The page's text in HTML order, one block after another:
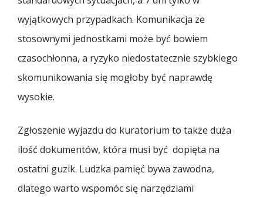
wyjątkowych przypadkach. Komunikacja ze
stosownymi jednostkami może być bowiem
czasochłonna, a ryzyko niedostatecznie szybkiego
skomunikowania się mogłoby być naprawdę
wysokie.
Zgłoszenie wyjazdu do kuratorium to także duża
ilość dokumentów, która musi być dopięta na
ostatni guzik. Ludzka pamięć bywa zawodna,
dlatego warto wspomóc się narzędziami